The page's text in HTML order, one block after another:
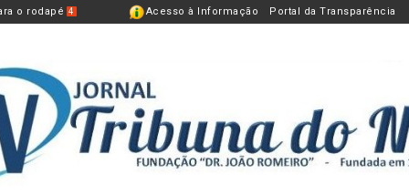
o rodapé 4 Acesso à Informação Portal da Transparência